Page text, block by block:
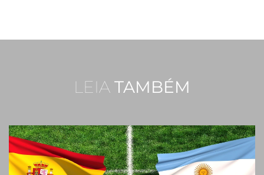
LEIA TAMBÉM